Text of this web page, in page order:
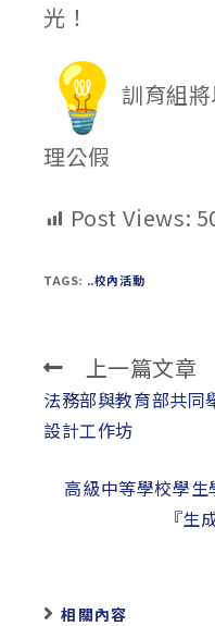
光！
訓育組
理公假
Post Views:
TAGS: ..校內活動
Read
more
articles
上一篇文章
法務部與教育部共同
設計工作坊
高級中等學校學
『生
相關內容